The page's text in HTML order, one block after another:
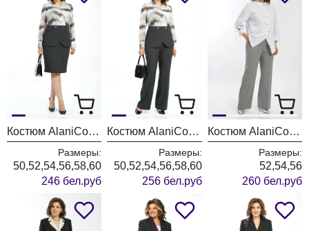
Костюм AlaniCollection 2606
Размеры:
50,52,54,56,58,60
246 бел.руб
Костюм AlaniCollection 2590
Размеры:
50,52,54,56,58,60
256 бел.руб
Костюм AlaniCollection 2586 белый + серый
Размеры:
52,54,56
260 бел.руб